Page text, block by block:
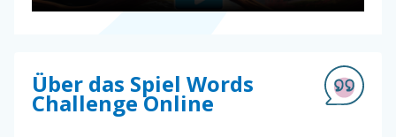
Über das Spiel Words
Challenge Online